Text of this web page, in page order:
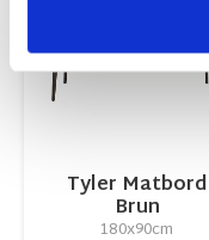
Tyler Matbord
Brun
180x90cm